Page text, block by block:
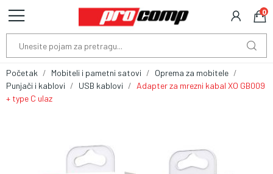
0
Početak Mobiteli i pametni satovi
Oprema za mobitele
Punjači i kablovi
USB kablovi
Adapter za mrezni kabal XO GB009
+ type C ulaz